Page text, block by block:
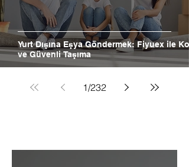
Yurt Dışına Eşya Göndermek: Fiyuex ile
ve Güvenli Taşıma
1/232